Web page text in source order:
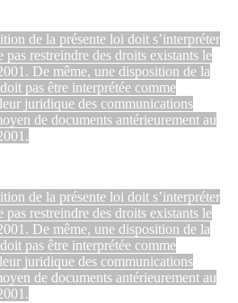
de la présente loi doit s’interpréter
pas restreindre des droits existants le
De même, une disposition de la
pas être interprétée comme
juridique des communications
de documents antérieurement au
de la présente loi doit s’interpréter
pas restreindre des droits existants le
De même, une disposition de la
pas être interprétée comme
juridique des communications
de documents antérieurement au